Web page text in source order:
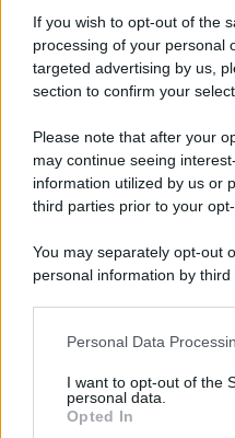
If you wish to opt-out of the
processing of your personal
targeted advertising by us,
section to confirm your
Please note that after your
may continue seeing
information utilized by us or
third parties prior to your opt-
You may separately opt-out
personal information by third
This information may also
disclose it to other third
Please note that this
Personal Data
I want to opt-out of the
personal data.
Opted In
Caldo record,
per la quarta
arancioni